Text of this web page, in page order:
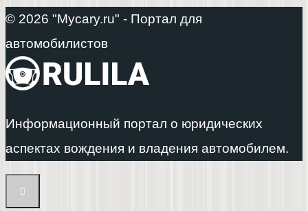
© 2026 "Mycary.ru" - Портал для
автомобилистов
Информационный портал о юридических
аспектах вождения и владения автомобилем.